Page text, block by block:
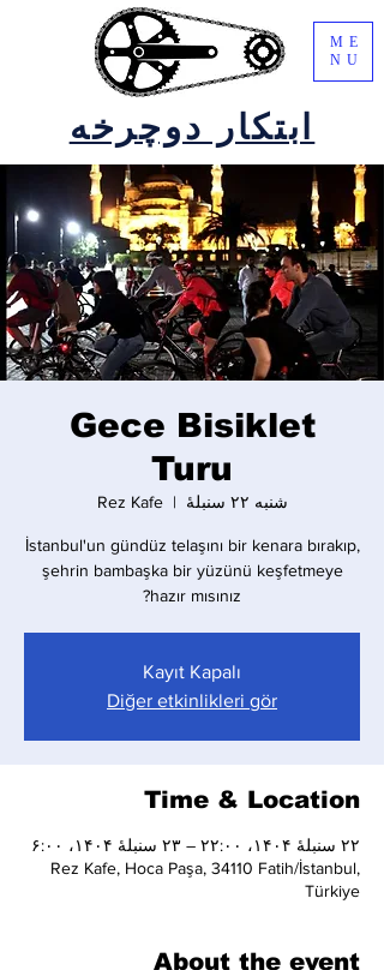
ابتکار دوچرخه
ME
NU
Gece Bisiklet
Turu
شنبه ۲۲ سنبلهٔ
  |
Rez Kafe
İstanbul'un gündüz telaşını bir kenara bırakıp,
şehrin bambaşka bir yüzünü keşfetmeye
hazır mısınız?
Kayıt Kapalı
Diğer etkinlikleri gör
Time & Location
۲۲ سنبلهٔ ۱۴۰۴، ۲۲:۰۰ – ۲۳ سنبلهٔ ۱۴۰۴، ۶:۰۰
Rez Kafe, Hoca Paşa, 34110 Fatih/İstanbul,
Türkiye
About the event